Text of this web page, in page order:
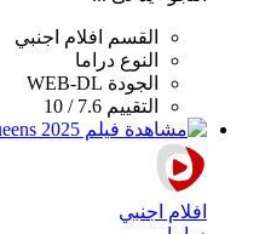
القسم
افلام اجنبي
النوع دراما
الجودة WEB-DL
التقييم 7.6 / 10
افلام اجنبي